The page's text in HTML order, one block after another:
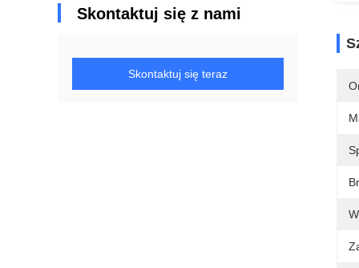
Skontaktuj się z nami
Skontaktuj się teraz